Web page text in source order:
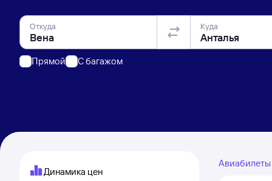
Откуда
Прямой C багажом
Куда
Динамика цен
Авиабилеты